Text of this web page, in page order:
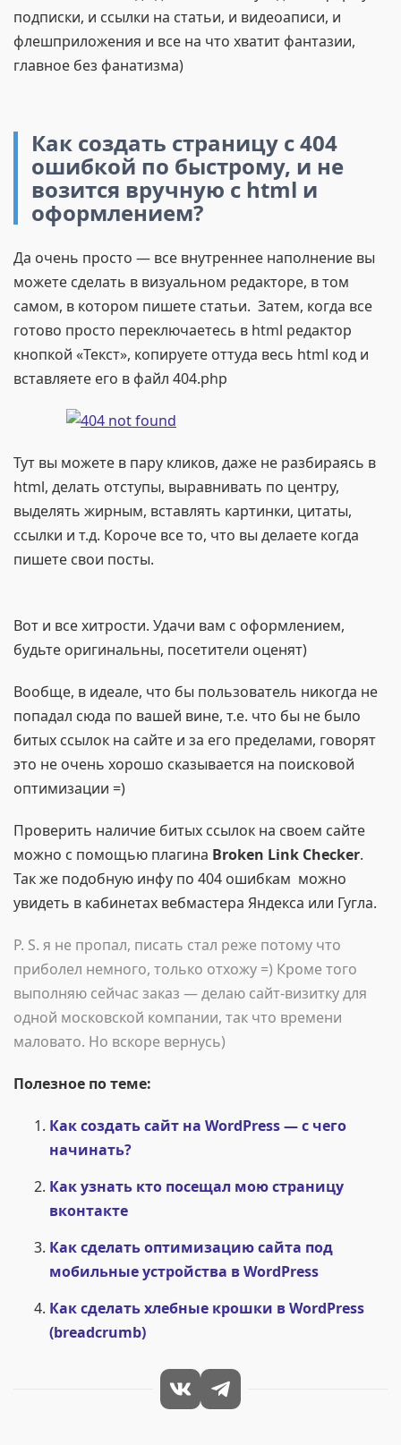
подписки, и ссылки на статьи, и видеоаписи, и
флешприложения и все на что хватит фантазии,
главное без фанатизма)
Как создать страницу с 404
ошибкой по быстрому, и не
возится вручную с html и
оформлением?
Да очень просто — все внутреннее наполнение вы
можете сделать в визуальном редакторе, в том
самом, в котором пишете статьи. Затем, когда все
готово просто переключаетесь в html редактор
кнопкой «Текст», копируете оттуда весь html код и
вставляете его в файл 404.php
Тут вы можете в пару кликов, даже не разбираясь в
html, делать отступы, выравнивать по центру,
выделять жирным, вставлять картинки, цитаты,
ссылки и т.д. Короче все то, что вы делаете когда
пишете свои посты.
Вот и все хитрости. Удачи вам с оформлением,
будьте оригинальны, посетители оценят)
Вообще, в идеале, что бы пользователь никогда не
попадал сюда по вашей вине, т.е. что бы не было
битых ссылок на сайте и за его пределами, говорят
это не очень хорошо сказывается на поисковой
оптимизации =)
Проверить наличие битых ссылок на своем сайте
можно с помощью плагина Broken Link Checker.
Так же подобную инфу по 404 ошибкам можно
увидеть в кабинетах вебмастера Яндекса или Гугла.
P. S. я не пропал, писать стал реже потому что
приболел немного, только отхожу =) Кроме того
выполняю сейчас заказ — делаю сайт-визитку для
одной московской компании, так что времени
маловато. Но вскоре вернусь)
Полезное по теме:
Как создать сайт на WordPress — с чего
начинать?
Как узнать кто посещал мою страницу
вконтакте
Как сделать оптимизацию сайта под
мобильные устройства в WordPress
Как сделать хлебные крошки в WordPress
(breadcrumb)